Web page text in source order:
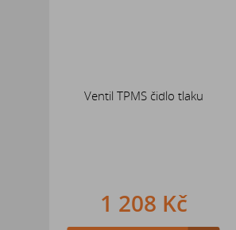
Ventil TPMS čidlo tlaku
1 208 Kč